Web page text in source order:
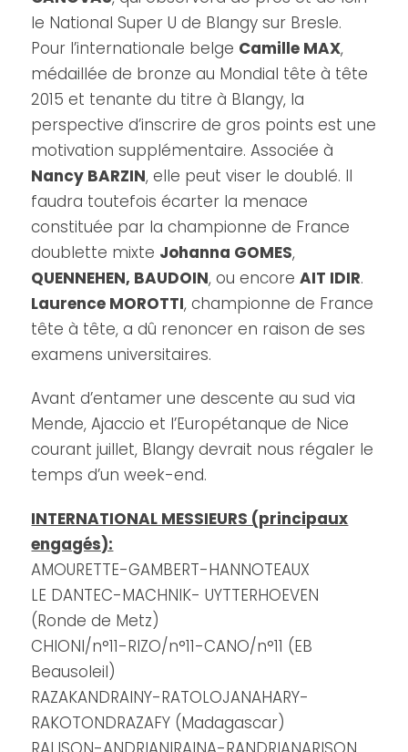
le National Super U de Blangy sur Bresle.
Pour l’internationale belge Camille MAX,
médaillée de bronze au Mondial tête à tête
2015 et tenante du titre à Blangy, la
perspective d’inscrire de gros points est une
motivation supplémentaire. Associée à
Nancy BARZIN, elle peut viser le doublé. Il
faudra toutefois écarter la menace
constituée par la championne de France
doublette mixte Johanna GOMES,
QUENNEHEN, BAUDOIN, ou encoreAIT IDIR.
Laurence MOROTTI, championne de France
tête à tête, a dû renoncer en raison de ses
examens universitaires.
Avant d’entamer une descente au sud via
Mende, Ajaccio et l’Europétanque de Nice
courant juillet, Blangy devrait nous régaler le
temps d’un week-end.
INTERNATIONAL MESSIEURS (principaux
engagés):
AMOURETTE-GAMBERT-HANNOTEAUX
LE DANTEC-MACHNIK- UYTTERHOEVEN
(Ronde de Metz)
CHIONI/n°11-RIZO/n°11-CANO/n°11 (EB
Beausoleil)
RAZAKANDRAINY-RATOLOJANAHARY-
RAKOTONDRAZAFY (Madagascar)